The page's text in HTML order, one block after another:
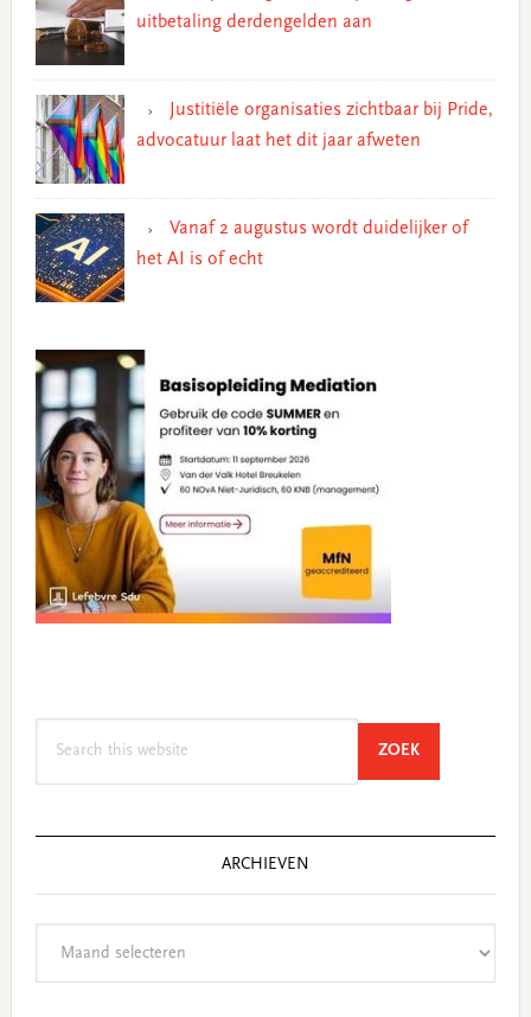
uitbetaling derdengelden aan
Justitiële organisaties zichtbaar bij Pride,
advocatuur laat het dit jaar afweten
Vanaf 2 augustus wordt duidelijker of
het AI is of echt
ZOEKSEARCH
ARCHIEVEN